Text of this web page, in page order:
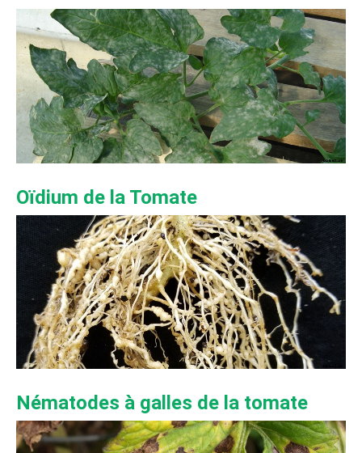
Oïdium de la Tomate
Nématodes à galles de la tomate